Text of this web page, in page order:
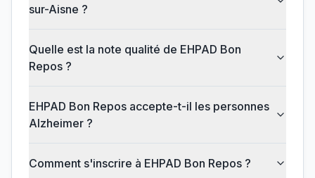
sur-Aisne ?
Quelle est la note qualité de EHPAD Bon
Repos ?
EHPAD Bon Repos accepte-t-il les personnes
Alzheimer ?
Comment s'inscrire à EHPAD Bon Repos ?